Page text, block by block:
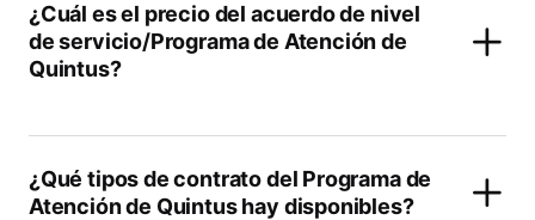
¿Cuál es el precio del acuerdo de nivel
de servicio/Programa de Atención de
Quintus?
¿Qué tipos de contrato del Programa de
Atención de Quintus hay disponibles?